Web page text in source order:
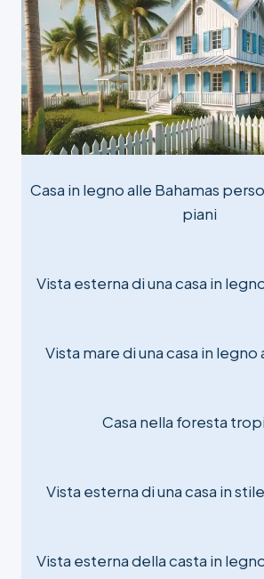
Casa in legno alle Bahamas
piani
Vista esterna di una casa in
Vista mare di una casa in legno
Casa nella foresta
Vista esterna di una casa in
Vista esterna della casta in